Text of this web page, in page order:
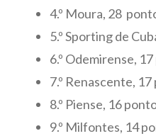
4.º Moura, 28
5.º Sporting de
6.º Odemirense,
7.º Renascente,
8.º Piense, 16
9.º Milfontes, 14